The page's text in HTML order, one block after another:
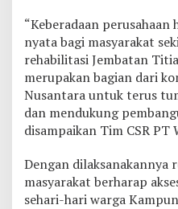
“Keberadaan
nyata bagi masyarakat
rehabilitasi Jembatan
merupakan bagian dari
Nusantara untuk terus
dan mendukung
disampaikan Tim CSR
Dengan dilaksanakannya
masyarakat berharap
sehari-hari warga